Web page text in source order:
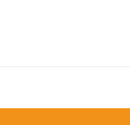
et visite des